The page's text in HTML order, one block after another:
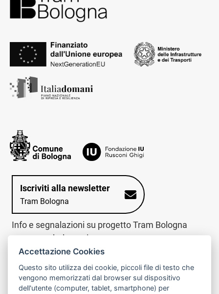
Iscriviti alla newsletter
Tram Bologna
Info e segnalazioni su progetto Tram Bologna
www.trambologna.it
trova infopoint sulla mappa interattiva
Trova l'infopoint
più vicino
telefona al call center
Chiama il call
center
Accettazione Cookies
Questo sito utilizza dei cookie, piccoli file di testo che
vengono memorizzati dal browser sul dispositivo
dell'utente (computer, tablet, smartphone) per